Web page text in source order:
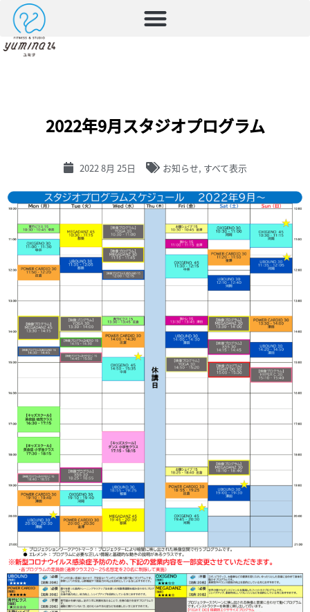
2022年9月スタジオプログラム
2022 8月 25日 お知らせ, すべて表示